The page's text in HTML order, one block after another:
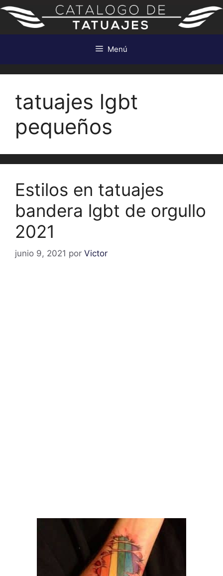
Saltar
contenido
Menú
tatuajes lgbt
pequeños
Estilos en tatuajes
bandera lgbt de orgullo
2021
junio 9, 2021 por Victor